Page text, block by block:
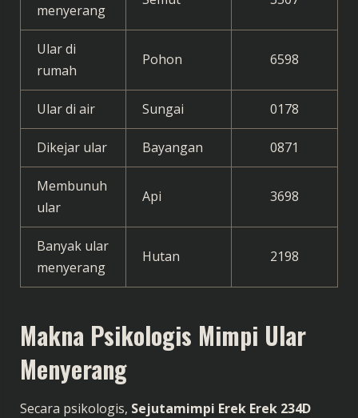
menyerang
Ular di
rumah
Pohon 6598
Ular di air Sungai 0178
Dikejar ular Bayangan 0871
Membunuh
ular
Api 3698
Banyak ular
menyerang
Hutan 2198
Makna Psikologis Mimpi Ular
Menyerang
Secara psikologis, Sejutamimpi Erek Erek 234D